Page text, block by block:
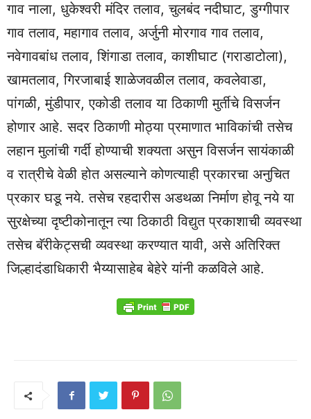
गाव नाला, धुकेश्वरी मंदिर तलाव, चुलबंद नदीघाट, डुग्गीपार
गाव तलाव, महागाव तलाव, अर्जुनी मोरगाव गाव तलाव,
नवेगावबांध तलाव, शिंगाडा तलाव, काशीघाट (गराडाटोला),
खामतलाव, गिरजाबाई शाळेजवळील तलाव, कवलेवाडा,
पांगळी, मुंडीपार, एकोडी तलाव या ठिकाणी मुर्तीचे विसर्जन
होणार आहे. सदर ठिकाणी मोठ्या प्रमाणात भाविकांची तसेच
लहान मुलांची गर्दी होण्याची शक्यता असुन विसर्जन सायंकाळी
व रात्रीचे वेळी होत असल्याने कोणत्याही प्रकारचा अनुचित
प्रकार घडू नये. तसेच रहदारीस अडथळा निर्माण होवू नये या
सुरक्षेच्या दृष्टीकोनातून त्या ठिकाठी विद्युत प्रकाशाची व्यवस्था
तसेच बॅरीकेट्सची व्यवस्था करण्यात यावी, असे अतिरिक्त
जिल्हादंडाधिकारी भैय्यासाहेब बेहेरे यांनी कळविले आहे.